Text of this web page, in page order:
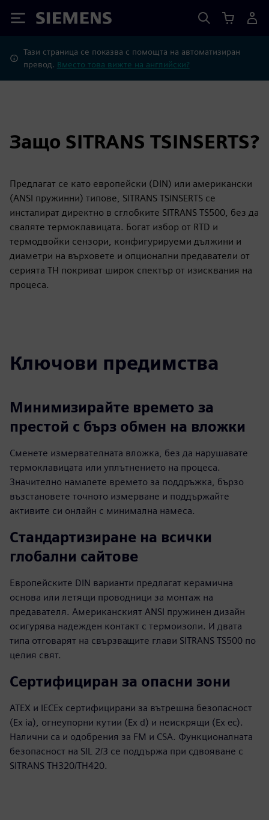
Siemens
Тази страница се показва с помощта на автоматизиран
превод. Вместо това вижте на английски?
Защо SITRANS TSINSERTS?
Предлагат се като европейски (DIN) или американски
(ANSI пружинни) типове, SITRANS TSINSERTS се
инсталират директно в сглобките SITRANS TS500, без да
сваляте термоклавицата. Богат избор от RTD и
термодвойки сензори, конфигурируеми дължини и
диаметри на върховете и опционални предаватели от
серията TH покриват широк спектър от изисквания на
процеса.
Ключови предимства
Минимизирайте времето за
престой с бърз обмен на вложки
Сменете измервателната вложка, без да нарушавате
термоклавицата или уплътнението на процеса.
Значително намалете времето за поддръжка, бързо
възстановете точното измерване и поддържайте
активите си онлайн с минимална намеса.
Стандартизиране на всички
глобални сайтове
Европейските DIN варианти предлагат керамична
основа или летящи проводници за монтаж на
предавателя. Американският ANSI пружинен дизайн
осигурява надежден контакт с термоизоли. И двата
типа отговарят на свързващите глави SITRANS TS500 по
целия свят.
Сертифициран за опасни зони
ATEX и IECEx сертифицирани за вътрешна безопасност
(Ex ia), огнеупорни кутии (Ex d) и неискрящи (Ex ec).
Налични са и одобрения за FM и CSA. Функционалната
безопасност на SIL 2/3 се поддържа при сдвояване с
SITRANS TH320/TH420.